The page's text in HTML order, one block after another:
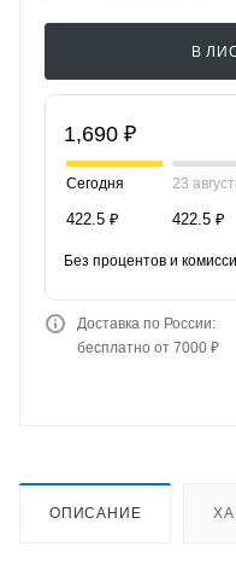
В
1,690 ₽
Сегодня
422.5 ₽
23
422.5 ₽
Без процентов и
Доставка по России:
бесплатно от 7000 ₽
ОПИСАНИЕ